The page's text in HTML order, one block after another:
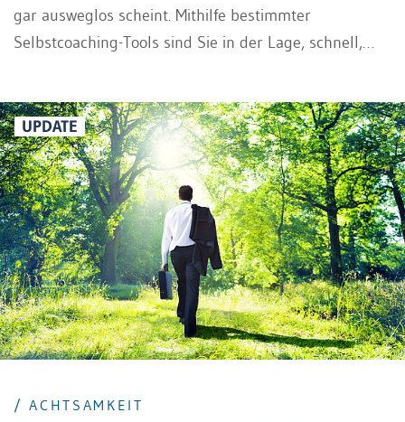
gar ausweglos scheint. Mithilfe bestimmter
Selbstcoaching-Tools sind Sie in der Lage, schnell,
Therapie, psychologische Betreuung, etc.) benötigen
würden.
UPDATE
/ ACHTSAMKEIT